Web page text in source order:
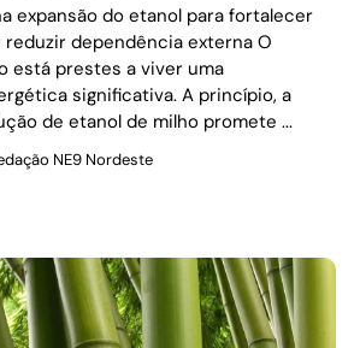
expansão do etanol para fortalecer
dependência externa O
está prestes a viver uma
significativa. A princípio, a
de etanol de milho promete ...
NE9 Nordeste